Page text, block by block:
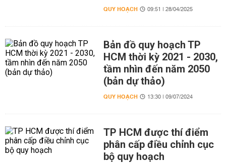
QUY HOẠCH 09:51 | 28/04/2025
Bản đồ quy hoạch TP
HCM thời kỳ 2021 - 2030,
tầm nhìn đến năm 2050
(bản dự thảo)
QUY HOẠCH 13:30 | 09/07/2024
TP HCM được thí điểm
phân cấp điều chỉnh cục
bộ quy hoạch